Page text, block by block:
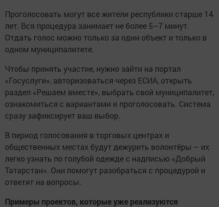
Проголосовать могут все жители республики старше 14
лет. Вся процедура занимает не более 5–7 минут.
Отдать голос можно только за один объект и только в
одном муниципалитете.
Чтобы принять участие, нужно зайти на портал
«Госуслуги», авторизоваться через ЕСИА, открыть
раздел «Решаем вместе», выбрать свой муниципалитет,
ознакомиться с вариантами и проголосовать. Система
сразу зафиксирует ваш выбор.
В период голосования в торговых центрах и
общественных местах будут дежурить волонтёры – их
легко узнать по голубой одежде с надписью «Добрый
Татарстан». Они помогут разобраться с процедурой и
ответят на вопросы.
Примеры проектов, которые уже реализуются